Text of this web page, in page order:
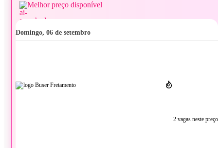
Melhor preço disponível
domingo, 06 de setembro
2 vagas neste preço